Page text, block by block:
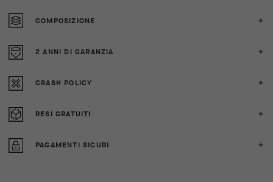
COMPOSIZIONE
2 ANNI DI GARANZIA
CRASH POLICY
RESI GRATUITI
PAGAMENTI SICURI